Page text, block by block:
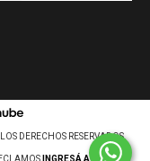
DERECHOS RESERVADOS.